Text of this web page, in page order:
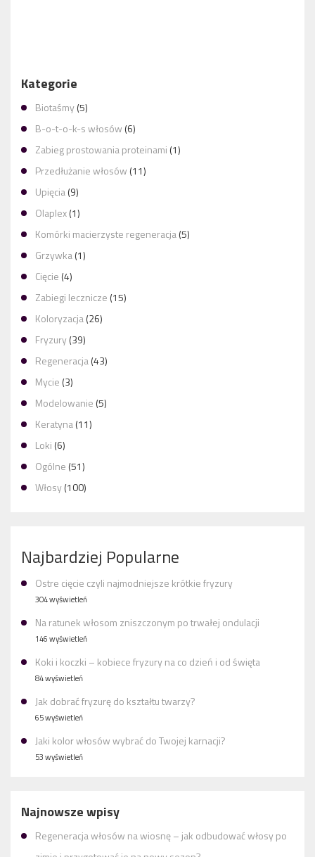
Kategorie
Biotaśmy(5)
B-o-t-o-k-s włosów (6)
Zabieg prostowania proteinami (1)
Przedłużanie włosów (11)
Upięcia(9)
Olaplex(1)
Komórki macierzyste regeneracja(5)
Grzywka(1)
Cięcie (4)
Zabiegi lecznicze (15)
Koloryzacja(26)
Fryzury(39)
Regeneracja(43)
Mycie (3)
Modelowanie (5)
Keratyna(11)
Loki (6)
Ogólne (51)
Włosy(100)
Najbardziej Popularne
Ostre cięcie czyli najmodniejsze krótkie fryzury
304 wyświetleń
Na ratunek włosom zniszczonym po trwałej ondulacji
146 wyświetleń
Koki i koczki – kobiece fryzury na co dzień i od święta
84 wyświetleń
Jak dobrać fryzurę do kształtu twarzy?
65 wyświetleń
Jaki kolor włosów wybrać do Twojej karnacji?
53 wyświetleń
Najnowsze wpisy
Regeneracja włosów na wiosnę – jak odbudować włosy po